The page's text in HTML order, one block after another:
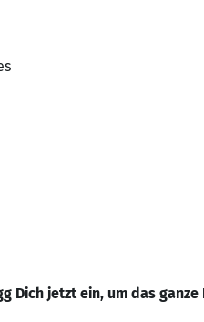
Dich jetzt ein, um das